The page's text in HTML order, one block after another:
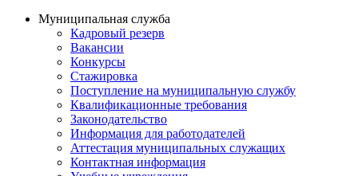
Муниципальная служба
Кадровый резерв
Вакансии
Конкурсы
Стажировка
Поступление на муниципальную службу
Квалификационные требования
Законодательство
Информация для работодателей
Аттестация муниципальных служащих
Контактная информация